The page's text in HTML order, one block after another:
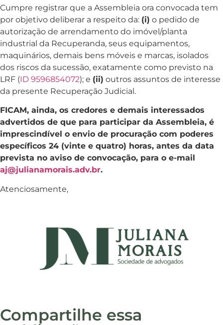
Cumpre registrar que a Assembleia ora convocada tem
por objetivo deliberar a respeito da: (i) o pedido de
autorização de arrendamento do imóvel/planta
industrial da Recuperanda, seus equipamentos,
maquinários, demais bens móveis e marcas, isolados
dos riscos da sucessão, exatamente como previsto na
LRF (ID 9596854072); e (ii) outros assuntos de interesse
da presente Recuperação Judicial.
FICAM, ainda, os credores e demais interessados
advertidos de que para participar da Assembleia, é
imprescindível o envio de procuração com poderes
específicos 24 (vinte e quatro) horas, antes da data
prevista no aviso de convocação, para o e-mail
aj@julianamorais.adv.br.
Atenciosamente,
Compartilhe essa